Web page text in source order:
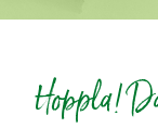
Hoppla!